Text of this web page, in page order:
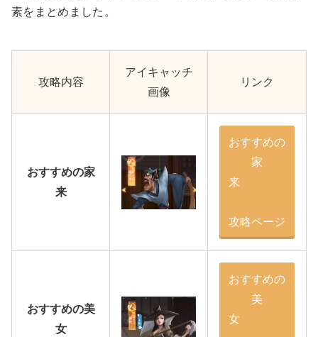
素をまとめました。
攻略内容
アイキャッチ
画像
リンク
おすすめの家
来
おすすめの
家
来
攻略ページ
おすすめの美
女
おすすめの
美
女